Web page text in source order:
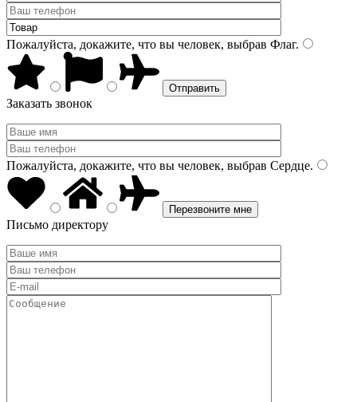
Пожалуйста, докажите, что вы человек, выбрав Флаг.
Заказать звонок
Пожалуйста, докажите, что вы человек, выбрав Сердце.
Письмо директору